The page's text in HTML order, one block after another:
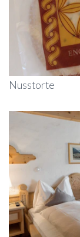
Nusstorte